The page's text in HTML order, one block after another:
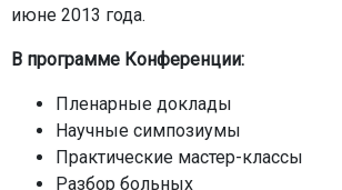
июне 2013 года.
В программе Конференции:
Пленарные доклады
Научные симпозиумы
Практические мастер-классы
Разбор больных